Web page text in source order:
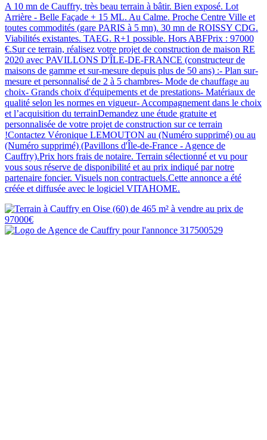
A 10 mn de Cauffry, très beau terrain à bâtir. Bien exposé. Lot
Arrière - Belle Façade + 15 ML. Au Calme. Proche Centre Ville et
toutes commodités (gare PARIS à 5 mn). 30 mn de ROISSY CDG.
Viabilités existantes. TAEG. R+1 possible. Hors ABFPrix : 97000
€.Sur ce terrain, réalisez votre projet de construction de maison RE
2020 avec PAVILLONS D'ÎLE-DE-FRANCE (constructeur de
maisons de gamme et sur-mesure depuis plus de 50 ans) :- Plan sur-
mesure et personnalisé de 2 à 5 chambres- Mode de chauffage au
choix- Grands choix d'équipements et de prestations- Matériaux de
qualité selon les normes en vigueur- Accompagnement dans le choix
et l’acquisition du terrainDemandez une étude gratuite et
personnalisée de votre projet de construction sur ce terrain
!Contactez Véronique LEMOUTON au (Numéro supprimé) ou au
(Numéro supprimé) (Pavillons d'Île-de-France - Agence de
Cauffry).Prix hors frais de notaire. Terrain sélectionné et vu pour
vous sous réserve de disponibilité et au prix indiqué par notre
partenaire foncier. Visuels non contractuels.Cette annonce a été
créée et diffusée avec le logiciel VITAHOME.